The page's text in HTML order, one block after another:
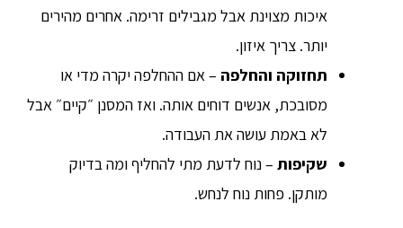
איכות מצוינת אבל מגבילים זרימה. אחרים מהירים
יותר. צריך איזון.
תחזוקה והחלפה – אם ההחלפה יקרה מדי או
מסובכת, אנשים דוחים אותה. ואז המסנן ״קיים״ אבל
לא באמת עושה את העבודה.
שקיפות – נוח לדעת מתי להחליף ומה בדיוק
מותקן. פחות נוח לנחש.